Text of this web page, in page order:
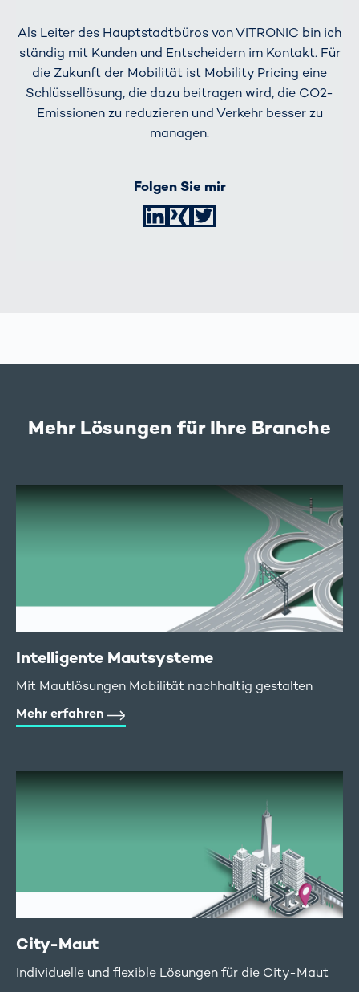
Als Leiter des Hauptstadtbüros von VITRONIC bin ich
ständig mit Kunden und Entscheidern im Kontakt. Für
die Zukunft der Mobilität ist Mobility Pricing eine
Schlüssellösung, die dazu beitragen wird, die CO2-
Emissionen zu reduzieren und Verkehr besser zu
managen.
Folgen Sie mir
LinkedIn
Mehr Lösungen für Ihre Branche
Intelligente Mautsysteme
Mit Mautlösungen Mobilität nachhaltig gestalten
Mehr erfahren
City-Maut
Individuelle und flexible Lösungen für die City-Maut